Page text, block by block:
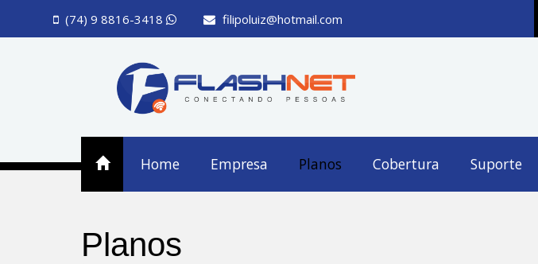
(74) 9 8816-3418 filipoluiz@hotmail.com
Home Empresa Planos Cobertura Suporte
Planos